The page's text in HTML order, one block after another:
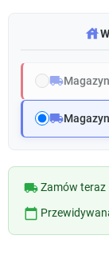
warehouse
local_shipping
local_shipping
local_shippingZamów teraz
calendar_today